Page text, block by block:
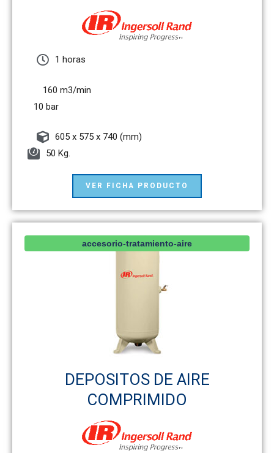
1 horas
160 m3/min
10 bar
605 x 575 x 740 (mm)
50 Kg.
VER FICHA PRODUCTO
accesorio-tratamiento-aire
DEPOSITOS DE AIRE
COMPRIMIDO